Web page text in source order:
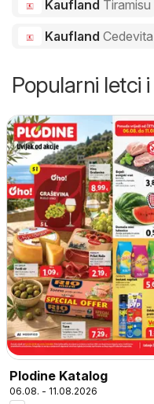
Kaufland Tiramisu
Kaufland Cedevita
Popularni letci
Plodine Katalog
06.08. - 11.08.2026